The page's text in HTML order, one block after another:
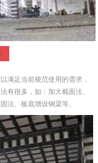
满足当前规范使用的需求，
有很多，如：加大截面法、
法、板底增设钢梁等。